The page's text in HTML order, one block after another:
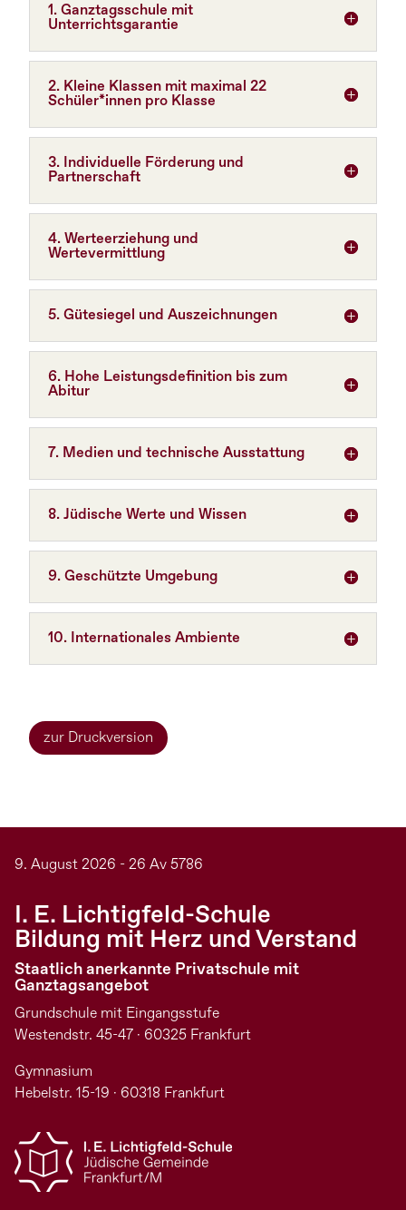
1. Ganztagsschule mit
Unterrichtsgarantie
2. Kleine Klassen mit maximal 22
Schüler*innen pro Klasse
3. Individuelle Förderung und
Partnerschaft
4. Werteerziehung und
Wertevermittlung
5. Gütesiegel und Auszeichnungen
6. Hohe Leistungsdefinition bis zum
Abitur
7. Medien und technische Ausstattung
8. Jüdische Werte und Wissen
9. Geschützte Umgebung
10. Internationales Ambiente
zur Druckversion
9. August 2026 - 26 Av 5786
I. E. Lichtigfeld-Schule
Bildung mit Herz und Verstand
Staatlich anerkannte Privatschule mit
Ganztagsangebot
Grundschule mit Eingangsstufe
Westendstr. 45-47 · 60325 Frankfurt
Gymnasium
Hebelstr. 15-19 · 60318 Frankfurt